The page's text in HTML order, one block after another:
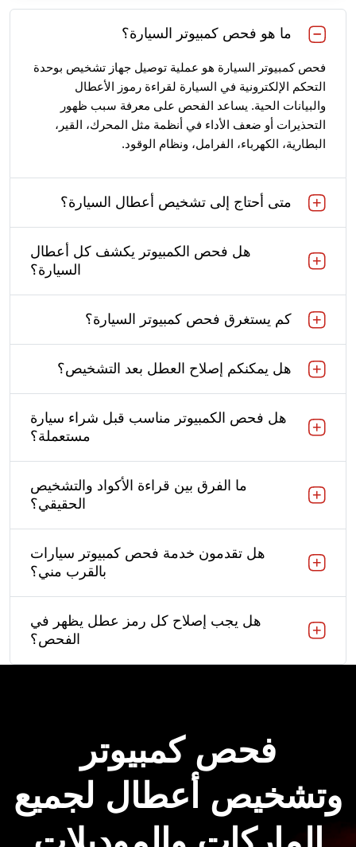
ما هو فحص كمبيوتر السيارة؟
فحص كمبيوتر السيارة هو عملية توصيل جهاز تشخيص بوحدة
التحكم الإلكترونية في السيارة لقراءة رموز الأعطال
والبيانات الحية. يساعد الفحص على معرفة سبب ظهور
التحذيرات أو ضعف الأداء في أنظمة مثل المحرك، القير،
البطارية، الكهرباء، الفرامل، ونظام الوقود.
متى أحتاج إلى تشخيص أعطال السيارة؟
هل فحص الكمبيوتر يكشف كل أعطال
السيارة؟
كم يستغرق فحص كمبيوتر السيارة؟
هل يمكنكم إصلاح العطل بعد التشخيص؟
هل فحص الكمبيوتر مناسب قبل شراء سيارة
مستعملة؟
ما الفرق بين قراءة الأكواد والتشخيص
الحقيقي؟
هل تقدمون خدمة فحص كمبيوتر سيارات
بالقرب مني؟
هل يجب إصلاح كل رمز عطل يظهر في
الفحص؟
فحص كمبيوتر
وتشخيص أعطال لجميع
الماركات والموديلات